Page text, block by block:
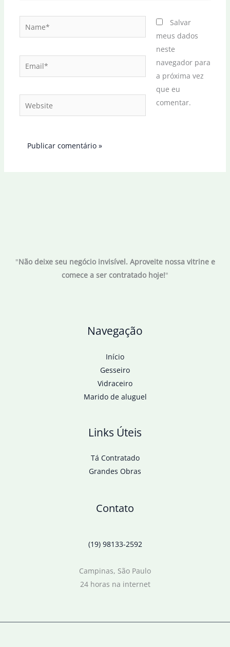
Email*
Website
Salvar
meus dados
neste
navegador para
a próxima vez
que eu
comentar.
"Não deixe seu negócio invisível. Aproveite nossa vitrine e
comece a ser contratado hoje!"
Navegação
Início
Gesseiro
Vidraceiro
Marido de aluguel
Links Úteis
Tá Contratado
Grandes Obras
Contato
(19) 98133-2592
Campinas, São Paulo
24 horas na internet